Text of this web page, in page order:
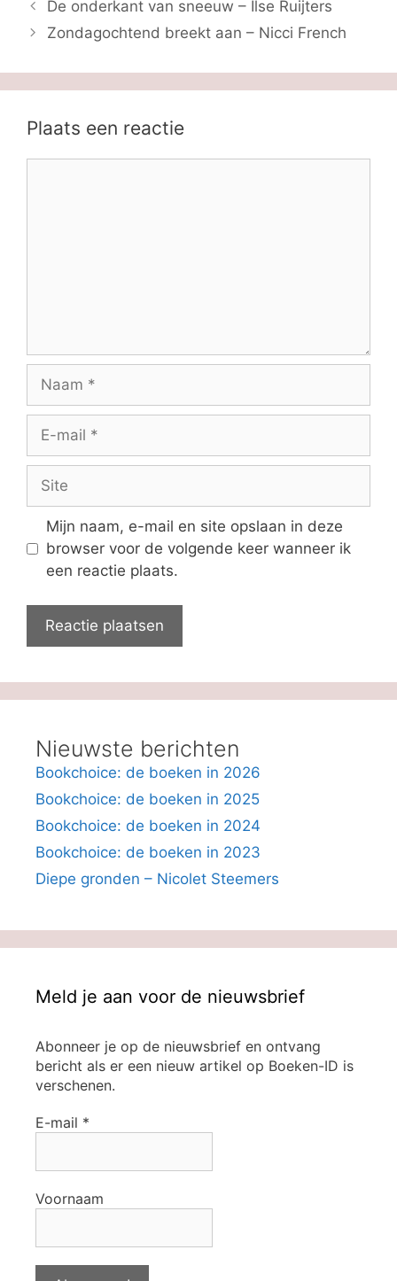
De onderkant van sneeuw – Ilse Ruijters
Zondagochtend breekt aan – Nicci French
Plaats een reactie
Naam
Site
Mijn naam, e-mail en site opslaan in deze
browser voor de volgende keer wanneer ik
een reactie plaats.
Nieuwste berichten
Bookchoice: de boeken in 2026
Bookchoice: de boeken in 2025
Bookchoice: de boeken in 2024
Bookchoice: de boeken in 2023
Diepe gronden – Nicolet Steemers
Meld je aan voor de nieuwsbrief
Abonneer je op de nieuwsbrief en ontvang
bericht als er een nieuw artikel op Boeken-ID is
verschenen.
E-mail *
Voornaam